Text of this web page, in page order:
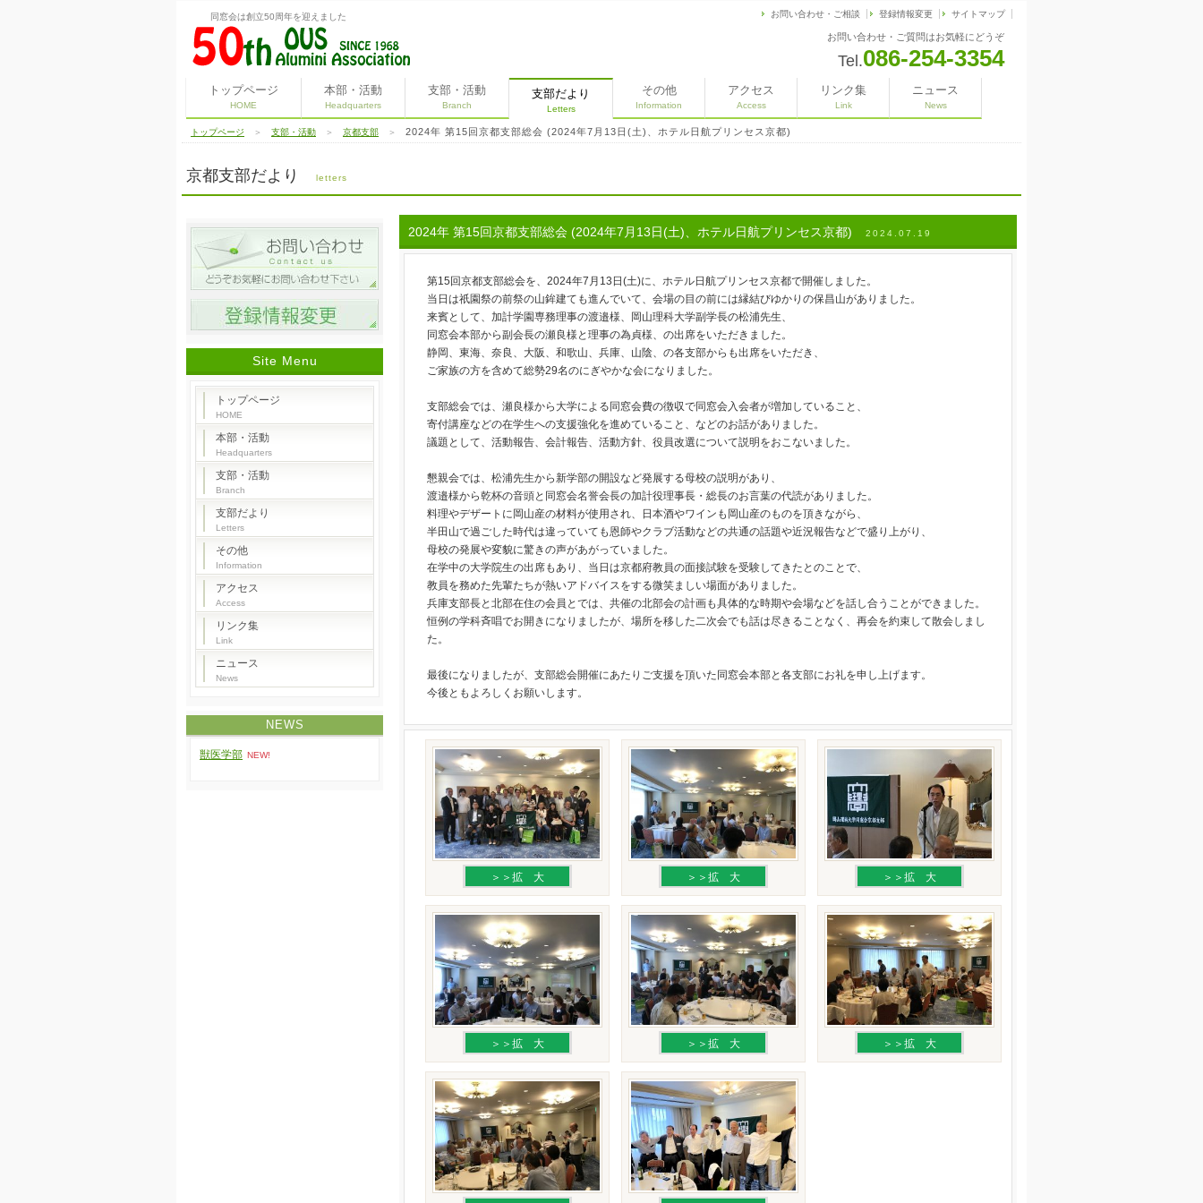
同窓会は創立50周年を迎えました
お問い合わせ・ご質問はお気軽にどうぞ
Tel.086-254-3354
お問い合わせ・ご相談 登録情報変更 サイトマップ
トップページ
HOME
本部・活動
Headquarters
支部・活動
Branch
支部だより
Letters
その他
Information
アクセス
Access
リンク集
Link
ニュース
News
トップページ ＞ 支部・活動 ＞ 京都支部 ＞ 2024年 第15回京都支部総会 (2024年7月13日(土)、ホテル日航プリンセス京都)
京都支部だより letters
2024年 第15回京都支部総会 (2024年7月13日(土)、ホテル日航プリンセス京都) 2024.07.19
第15回京都支部総会を、2024年7月13日(土)に、ホテル日航プリンセス京都で開催しました。
当日は祇園祭の前祭の山鉾建ても進んでいて、会場の目の前には縁結びゆかりの保昌山がありました。
来賓として、加計学園専務理事の渡邉様、岡山理科大学副学長の松浦先生、
同窓会本部から副会長の瀬良様と理事の為貞様、の出席をいただきました。
静岡、東海、奈良、大阪、和歌山、兵庫、山陰、の各支部からも出席をいただき、
ご家族の方を含めて総勢29名のにぎやかな会になりました。
支部総会では、瀬良様から大学による同窓会費の徴収で同窓会入会者が増加していること、
寄付講座などの在学生への支援強化を進めていること、などのお話がありました。
議題として、活動報告、会計報告、活動方針、役員改選について説明をおこないました。
懇親会では、松浦先生から新学部の開設など発展する母校の説明があり、
渡邉様から乾杯の音頭と同窓会名誉会長の加計役理事長・総長のお言葉の代読がありました。
料理やデザートに岡山産の材料が使用され、日本酒やワインも岡山産のものを頂きながら、
半田山で過ごした時代は違っていても恩師やクラブ活動などの共通の話題や近況報告などで盛り上がり、
母校の発展や変貌に驚きの声があがっていました。
在学中の大学院生の出席もあり、当日は京都府教員の面接試験を受験してきたとのことで、
教員を務めた先輩たちが熱いアドバイスをする微笑ましい場面がありました。
兵庫支部長と北部在住の会員とでは、共催の北部会の計画も具体的な時期や会場などを話し合うことができました。
恒例の学科斉唱でお開きになりましたが、場所を移した二次会でも話は尽きることなく、再会を約束して散会しまし
た。
最後になりましたが、支部総会開催にあたりご支援を頂いた同窓会本部と各支部にお礼を申し上げます。
今後ともよろしくお願いします。
＞＞拡 大 ＞＞拡 大 ＞＞拡 大
＞＞拡 大 ＞＞拡 大 ＞＞拡 大
Site Menu
トップページ
HOME
本部・活動
Headquarters
支部・活動
Branch
支部だより
Letters
その他
Information
アクセス
Access
リンク集
Link
ニュース
News
NEWS
獣医学部 NEW!